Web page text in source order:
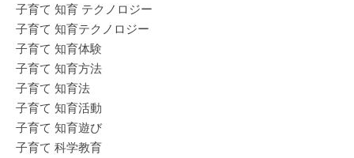
子育て 知育 テクノロジー
子育て 知育テクノロジー
子育て 知育体験
子育て 知育方法
子育て 知育法
子育て 知育活動
子育て 知育遊び
子育て 科学教育